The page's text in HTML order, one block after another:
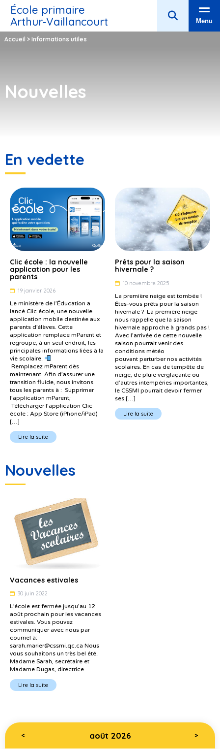
École primaire
Arthur‑Vaillancourt
Menu
Accueil > Informations utiles
Nouvelles
En vedette
Clic école : la nouvelle
application pour les
parents
19 janvier 2026
Le ministère de l’Éducation a
lancé Clic école, une nouvelle
application mobile destinée aux
parents d’élèves. Cette
application remplace mParent et
regroupe, à un seul endroit, les
principales informations liées à la
vie scolaire.
Remplacez mParent dès
maintenant Afin d’assurer une
transition fluide, nous invitons
tous les parents à : Supprimer
l’application mParent;
Télécharger l’application Clic
école : App Store (iPhone/iPad)
[…]
Lire la suite
Prêts pour la saison
hivernale ?
10 novembre 2025
La première neige est tombée !
Êtes-vous prêts pour la saison
hivernale ? La première neige
nous rappelle que la saison
hivernale approche à grands pas !
Avec l’arrivée de cette nouvelle
saison pourrait venir des
conditions météo
pouvant perturber nos activités
scolaires. En cas de tempête de
neige, de pluie verglaçante ou
d’autres intempéries importantes,
le CSSMI pourrait devoir fermer
ses […]
Lire la suite
Nouvelles
Vacances estivales
30 juin 2022
L’école est fermée jusqu’au 12
août prochain pour les vacances
estivales. Vous pouvez
communiquer avec nous par
courriel à:
sarah.marier@cssmi.qc.ca Nous
vous souhaitons un très bel été.
Madame Sarah, secrétaire et
Madame Dugas, directrice
Lire la suite
< août 2026 >